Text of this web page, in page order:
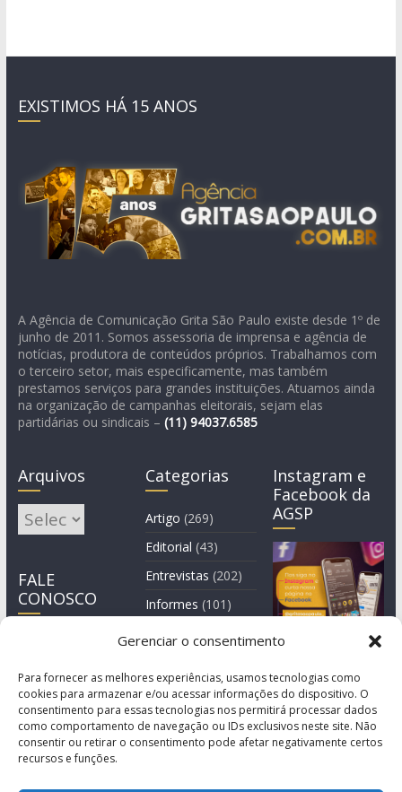
Gerenciar o consentimento
Para fornecer as melhores experiências, usamos tecnologias como
cookies para armazenar e/ou acessar informações do dispositivo. O
consentimento para essas tecnologias nos permitirá processar dados
como comportamento de navegação ou IDs exclusivos neste site. Não
consentir ou retirar o consentimento pode afetar negativamente certos
recursos e funções.
EXISTIMOS HÁ 15 ANOS
A Agência de Comunicação Grita São Paulo existe desde 1º de
junho de 2011. Somos assessoria de imprensa e agência de
notícias, produtora de conteúdos próprios. Trabalhamos com
o terceiro setor, mais especificamente, mas também
prestamos serviços para grandes instituições. Atuamos ainda
na organização de campanhas eleitorais, sejam elas
partidárias ou sindicais – (11) 94037.6585
Arquivos
Arquivos
FALE
CONOSCO
Categorias
Artigo (269)
Editorial (43)
Entrevistas (202)
Informes (101)
Manchete
Instagram e
Facebook da
AGSP